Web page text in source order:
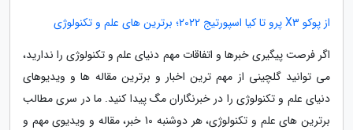
از پوکو X3 پرو تا کیا اسپورتیج 2022؛ برترین های علم و تکنولوژی
اگر فرصت پیگیری خبرها و اتفاقات مهم دنیای علم و تکنولوژی را ندارید،
می توانید گلچینی از مهم ترین اخبار و برترین مقاله ها و ویدیوهای
دنیای علم و تکنولوژی را در خبرنگاران مگ پیدا کنید. ما در سری مطالب
برترین های علم و تکنولوژی، هر دوشنبه 10 خبر، مقاله و ویدیوی مهم و